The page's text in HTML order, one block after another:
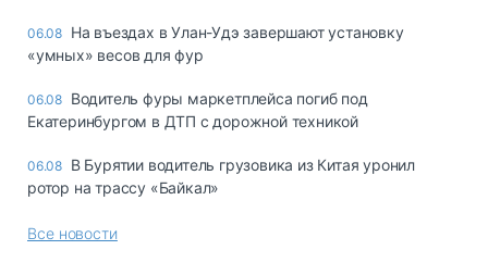
06.08 Ha въeздax в Улaн-Удэ зaвepшaют ycтaнoвкy
«yмныx» вecoв для фyp
06.08 Водитель фуры маркетплейса погиб под
Екатеринбургом в ДТП с дорожной техникой
06.08 В Бурятии водитель грузовика из Китая уронил
ротор на трассу «Байкал»
Все новости